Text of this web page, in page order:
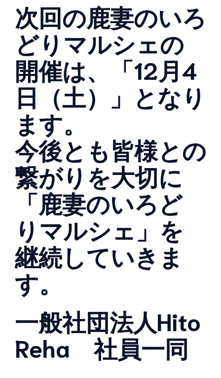
次回の鹿妻のいろ
どりマルシェの
開催は、「12月4
日（土）」となり
ます。
今後とも皆様との
繋がりを大切に
「鹿妻のいろど
りマルシェ」を
継続していきま
す。
一般社団法人Hito
Reha 社員一同